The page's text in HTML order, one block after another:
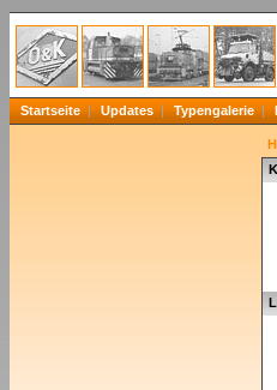
Startseite Updates Typengalerie